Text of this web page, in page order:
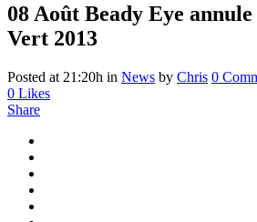
08 Août Beady Eye
Vert 2013
Posted at 21:20h in News by Chris 0
0 Likes
Share